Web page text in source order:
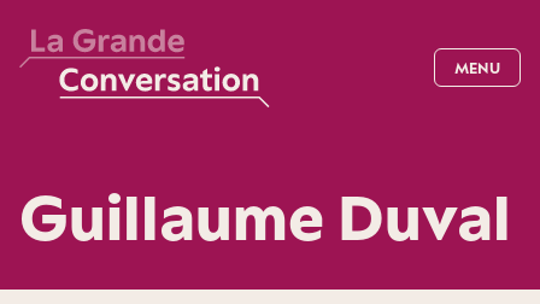
MENU
Guillaume Duval